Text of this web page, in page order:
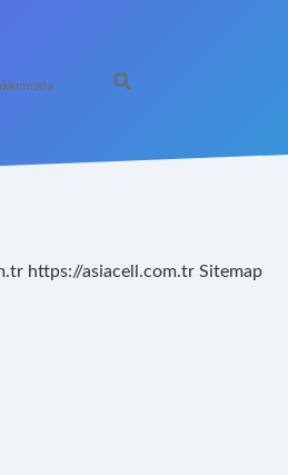
https://asiacell.com.tr Sitemap